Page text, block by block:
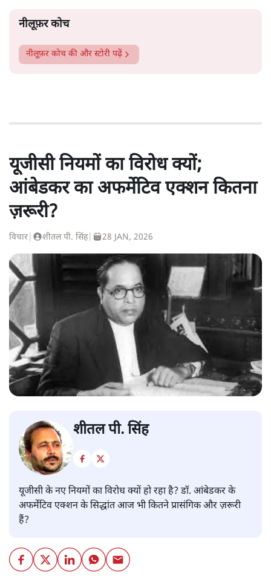
नीलूफ़र कोच
नीलूफ़र कोच की और स्टोरी पढ़ें
यूजीसी नियमों का विरोध क्यों;
आंबेडकर का अफर्मेटिव एक्शन कितना
ज़रूरी?
विचार शीतल पी. सिंह| 28 JAN, 2026
शीतल पी. सिंह
यूजीसी के नए नियमों का विरोध क्यों हो रहा है? डॉ. आंबेडकर के
अफर्मेटिव एक्शन के सिद्धांत आज भी कितने प्रासंगिक और ज़रूरी
हैं?